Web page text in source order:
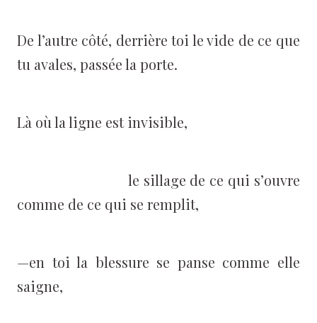
De l’autre côté, derrière toi le vide de ce que
tu avales, passée la porte.
Là où la ligne est invisible,
le sillage de ce qui s’ouvre
comme de ce qui se remplit,
—en toi la blessure se panse comme elle
saigne,